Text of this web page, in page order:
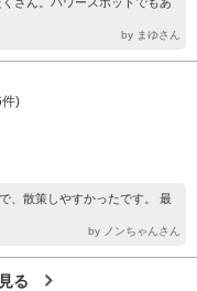
by まゆさん
)
、散策しやすかったです。 最
by ノンちゃんさん
る